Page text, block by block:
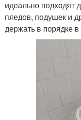
идеально подходят
пледов, подушек и
держать в порядке